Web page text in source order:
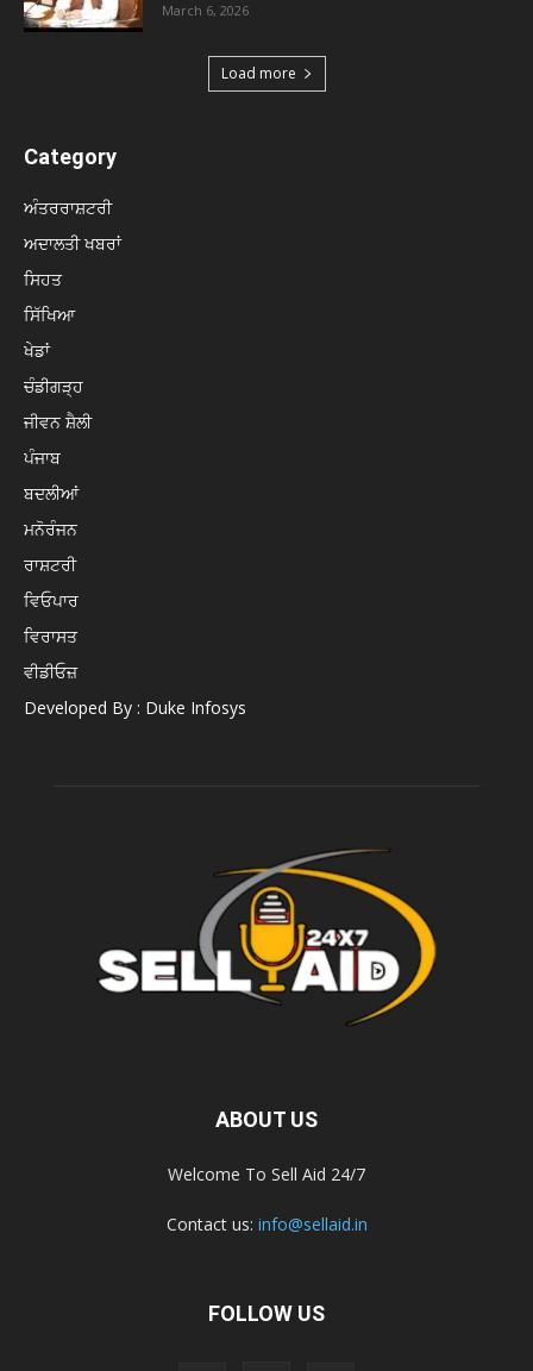
March 6, 2026
Load more
Category
ਅੰਤਰਰਾਸ਼ਟਰੀ
ਅਦਾਲਤੀ ਖਬਰਾਂ
ਸਿਹਤ
ਸਿੱਖਿਆ
ਖੇਡਾਂ
ਚੰਡੀਗੜ੍ਹ
ਜੀਵਨ ਸ਼ੈਲੀ
ਪੰਜਾਬ
ਬਦਲੀਆਂ
ਮਨੋਰੰਜਨ
ਰਾਸ਼ਟਰੀ
ਵਿਓਪਾਰ
ਵਿਰਾਸਤ
ਵੀਡੀਓਜ਼
Developed By : Duke Infosys
ABOUT US
Welcome To Sell Aid 24/7
Contact us: info@sellaid.in
FOLLOW US